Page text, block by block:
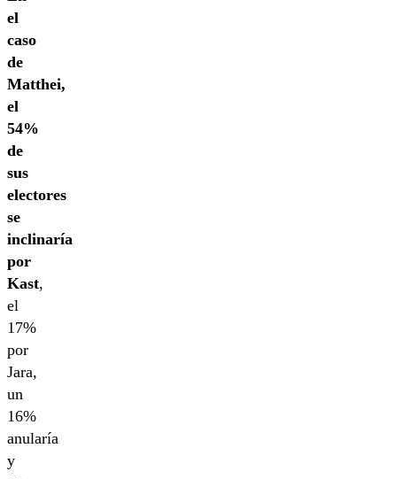
el
caso
de
Matthei,
el
54%
de
sus
electores
se
inclinaría
por
Kast,
el
17%
por
Jara,
un
16%
anularía
y